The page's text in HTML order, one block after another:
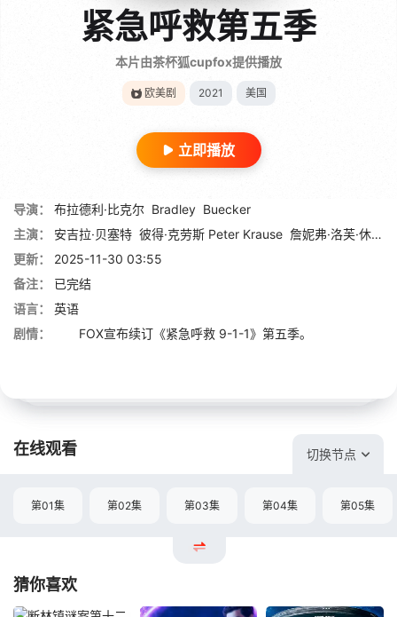
紧急呼救第五季
本片由茶杯狐cupfox提供播放
欧美剧 2021 美国
立即播放
导演： 布拉德利·比克尔 Bradley Buecker
主演：
安吉拉·贝塞特 彼得·克劳斯 Peter Krause 詹妮弗·洛芙·休伊特 Jennifer Love Hewitt
更新：
2025-11-30 03:55
备注：
已完结
语言：
英语
剧情：
FOX宣布续订《紧急呼救 9-1-1》第五季。
在线观看 切换节点
第01集 第02集 第03集 第04集 第05集
猜你喜欢